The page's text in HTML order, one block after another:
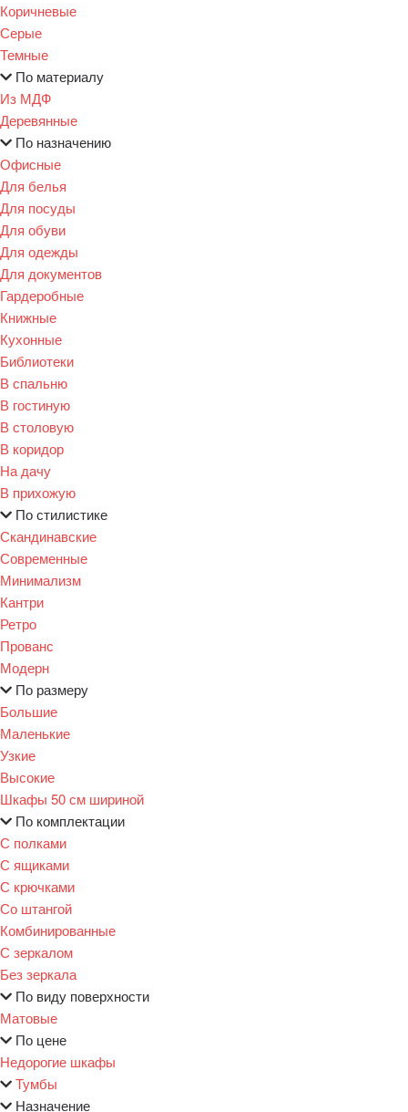
Коричневые
Серые
Темные
По материалу
Из МДФ
Деревянные
По назначению
Офисные
Для белья
Для посуды
Для обуви
Для одежды
Для документов
Гардеробные
Книжные
Кухонные
Библиотеки
В спальню
В гостиную
В столовую
В коридор
На дачу
В прихожую
По стилистике
Скандинавские
Современные
Минимализм
Кантри
Ретро
Прованс
Модерн
По размеру
Большие
Маленькие
Узкие
Высокие
Шкафы 50 см шириной
По комплектации
С полками
С ящиками
С крючками
Со штангой
Комбинированные
С зеркалом
Без зеркала
По виду поверхности
Матовые
По цене
Недорогие шкафы
Тумбы
Назначение